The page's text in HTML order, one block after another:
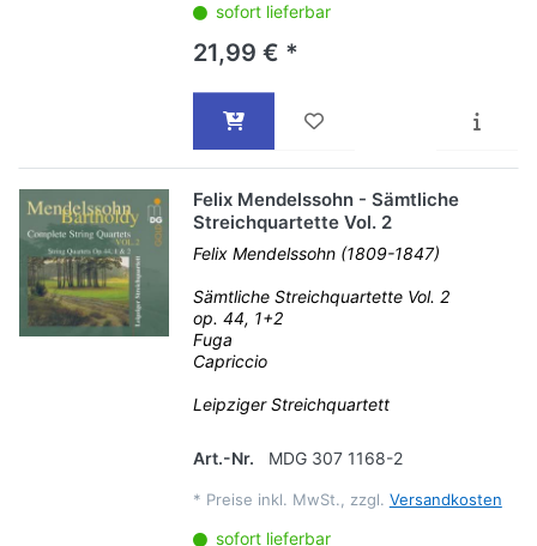
sofort lieferbar
21,99 € *
Felix Mendelssohn - Sämtliche
Streichquartette Vol. 2
Felix Mendelssohn (1809-1847)
Sämtliche Streichquartette Vol. 2
op. 44, 1+2
Fuga
Capriccio
Leipziger Streichquartett
Art.-Nr. MDG 307 1168-2
* Preise inkl. MwSt., zzgl. Versandkosten
sofort lieferbar